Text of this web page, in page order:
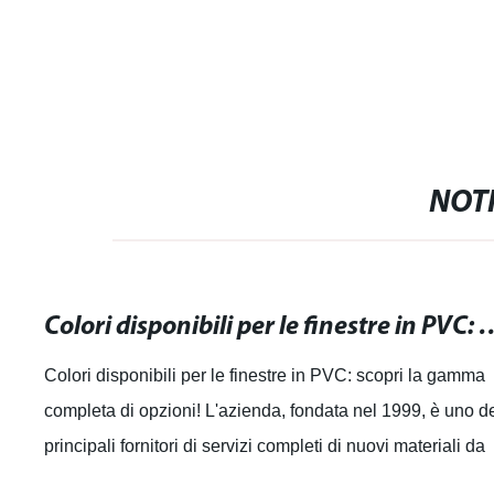
Colori disponibili per le
Colori disponibili per le finestre in PVC: scopri la gamma
completa di opzioni! L'azienda, fondata nel 1999, è uno
principali fornitori di servizi completi di nuovi materiali da